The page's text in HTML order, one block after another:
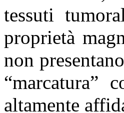
tessuti
proprietà
non
“marcatura”
altamente